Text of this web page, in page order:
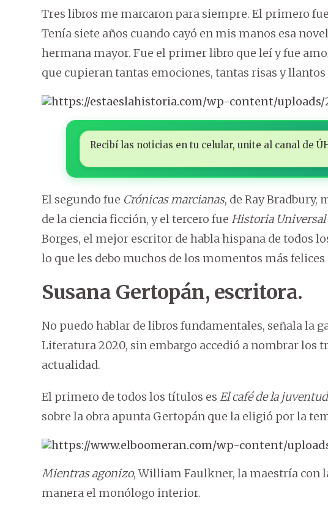
Tres libros me marcaron para siempre. El primero fue
Tenía siete años cuando cayó en mis manos esa
hermana mayor. Fue el primer libro que leí y fue
que cupieran tantas emociones, tantas risas y
Recibí las noticias en tu celular, unite al canal de
El segundo fue Crónicas marcianas, de Ray
de la ciencia ficción, y el tercero fue Historia
Borges, el mejor escritor de habla hispana de todos
lo que les debo muchos de los momentos más felices
Susana Gertopán, escritora.
No puedo hablar de libros fundamentales, señala la
Literatura 2020, sin embargo accedió a nombrar los
actualidad.
El primero de todos los títulos es El café de la
sobre la obra apunta Gertopán que la eligió por la
Mientras agonizo, William Faulkner, la maestría con
manera el monólogo interior.